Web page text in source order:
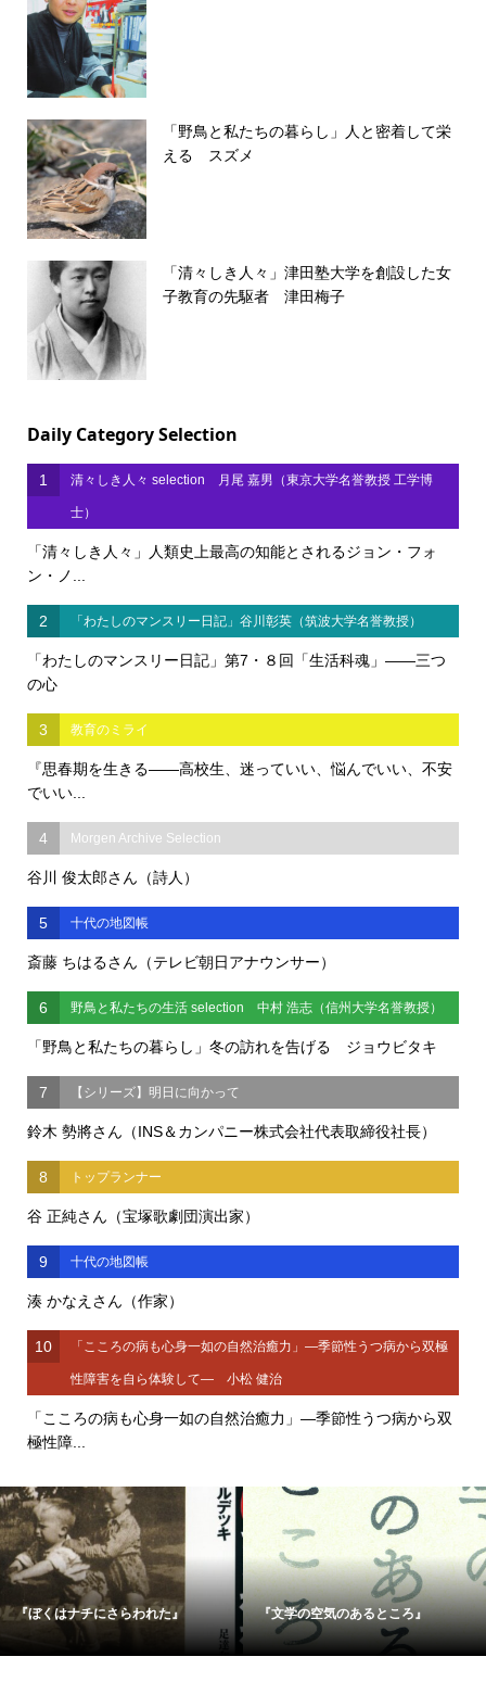
「野鳥と私たちの暮らし」人と密着して栄
える スズメ
「清々しき人々」津田塾大学を創設した女
子教育の先駆者 津田梅子
Daily Category Selection
1 清々しき人々 selection 月尾 嘉男（東京大学名誉教授 工学博
士）
「清々しき人々」人類史上最高の知能とされるジョン・フォ
ン・ノ...
2 「わたしのマンスリー日記」谷川彰英（筑波大学名誉教授）
「わたしのマンスリー日記」第7・８回「生活科魂」――三つ
の心
3 教育のミライ
『思春期を生きる――高校生、迷っていい、悩んでいい、不安
でいい...
4 Morgen Archive Selection
谷川 俊太郎さん（詩人）
5 十代の地図帳
斎藤 ちはるさん（テレビ朝日アナウンサー）
6 野鳥と私たちの生活 selection 中村 浩志（信州大学名誉教授）
「野鳥と私たちの暮らし」冬の訪れを告げる ジョウビタキ
7 【シリーズ】明日に向かって
鈴木 勢將さん（INS＆カンパニー株式会社代表取締役社長）
8 トップランナー
谷 正純さん（宝塚歌劇団演出家）
9 十代の地図帳
湊 かなえさん（作家）
10 「こころの病も心身一如の自然治癒力」―季節性うつ病から双極
性障害を自ら体験して― 小松 健治
「こころの病も心身一如の自然治癒力」―季節性うつ病から双
極性障...
『ぼくはナチにさらわれた』 『文学の空気のあるところ』